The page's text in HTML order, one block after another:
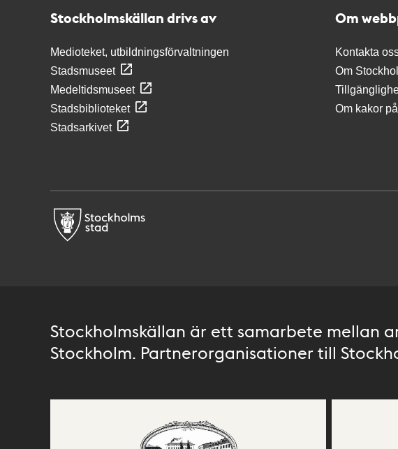
Stockholmskällan drivs av
Medioteket, utbildningsförvaltningen
Stadsmuseet
Medeltidsmuseet
Stadsbiblioteket
Stadsarkivet
Om
Kontakta
Om
Om kakor
Stockholmskällan är ett samarbete mellan
Stockholm. Partnerorganisationer till